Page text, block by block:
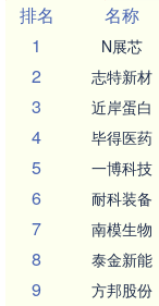
排名
名称
1
N展芯
2 志特新材
3 近岸蛋白
4 毕得医药
5 一博科技
6 耐科装备
7 南模生物
8 泰金新能
9 方邦股份